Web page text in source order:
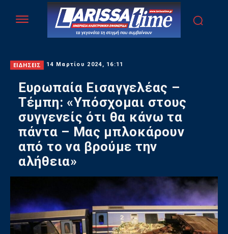
ΕΙΔΗΣΕΙΣ 14 Μαρτίου 2024, 16:11
Ευρωπαία Εισαγγελέας –
Τέμπη: «Υπόσχομαι στους
συγγενείς ότι θα κάνω τα
πάντα – Μας μπλοκάρουν
από το να βρούμε την
αλήθεια»